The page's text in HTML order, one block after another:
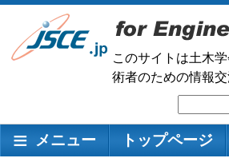
メ
ン
このサイトは土木
術者のための情報交
索
メインナビゲーション
メニュー トップページ